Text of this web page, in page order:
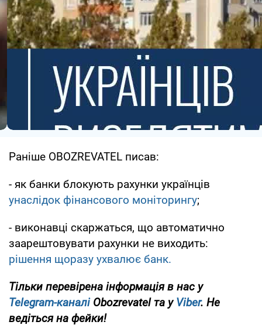
Раніше OBOZREVATEL писав:
- як банки блокують рахунки українців
унаслідок фінансового моніторингу;
- виконавці скаржаться, що автоматично
заарештовувати рахунки не виходить:
рішення щоразу ухвалює банк.
Тільки перевірена інформація в нас у
Telegram-каналіObozrevatel та уViber. Не
ведіться на фейки!